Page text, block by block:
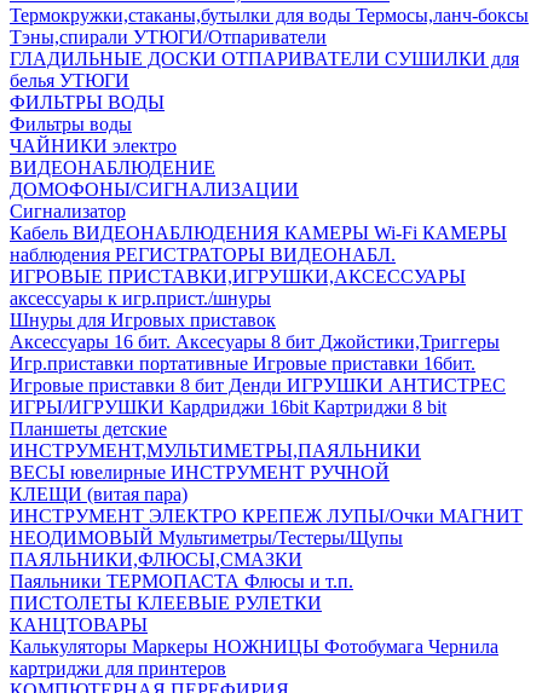
Термокружки,стаканы,бутылки для воды Термосы,ланч-боксы
Тэны,спирали УТЮГИ/Отпариватели
ГЛАДИЛЬНЫЕ ДОСКИ ОТПАРИВАТЕЛИ СУШИЛКИ для
белья УТЮГИ
ФИЛЬТРЫ ВОДЫ
Фильтры воды
ЧАЙНИКИ электро
ВИДЕОНАБЛЮДЕНИЕ
ДОМОФОНЫ/СИГНАЛИЗАЦИИ
Сигнализатор
Кабель ВИДЕОНАБЛЮДЕНИЯ КАМЕРЫ Wi-Fi КАМЕРЫ
наблюдения РЕГИСТРАТОРЫ ВИДЕОНАБЛ.
ИГРОВЫЕ ПРИСТАВКИ,ИГРУШКИ,АКСЕССУАРЫ
аксесcуары к игр.прист./шнуры
Шнуры для Игровых приставок
Аксессуары 16 бит. Аксесуары 8 бит Джойстики,Триггеры
Игр.приставки портативные Игровые приставки 16бит.
Игровые приставки 8 бит Денди ИГРУШКИ АНТИСТРЕС
ИГРЫ/ИГРУШКИ Кардриджи 16bit Картриджи 8 bit
Планшеты детские
ИНСТРУМЕНТ,МУЛЬТИМЕТРЫ,ПАЯЛЬНИКИ
ВЕСЫ ювелирные ИНСТРУМЕНТ РУЧНОЙ
КЛЕЩИ (витая пара)
ИНСТРУМЕНТ ЭЛЕКТРО КРЕПЕЖ ЛУПЫ/Очки МАГНИТ
НЕОДИМОВЫЙ Мультиметры/Тестеры/Щупы
ПАЯЛЬНИКИ,ФЛЮСЫ,СМАЗКИ
Паяльники ТЕРМОПАСТА Флюсы и т.п.
ПИСТОЛЕТЫ КЛЕЕВЫЕ РУЛЕТКИ
КАНЦТОВАРЫ
Калькуляторы Маркеры НОЖНИЦЫ Фотобумага Чернила
картриджи для принтеров